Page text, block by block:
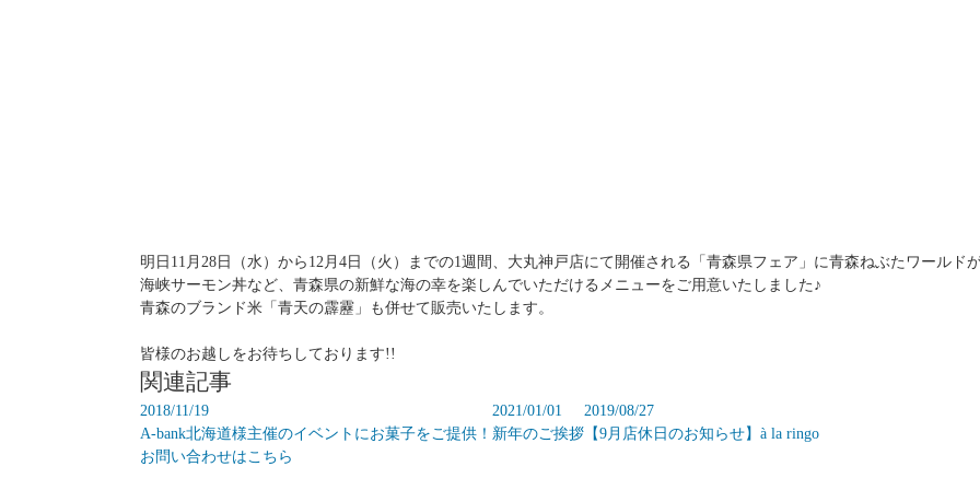
明日11月28日（水）から12月4日（火）までの1週間、大丸神戸店にて開催される「青森県フェア」に青森ねぶたワールド
海峡サーモン丼など、青森県の新鮮な海の幸を楽しんでいただけるメニューをご用意いたしました♪
青森のブランド米「青天の霹靂」も併せて販売いたします。
皆様のお越しをお待ちしております!!
関連記事
2018/11/19
A-bank北海道様主催のイベントにお菓子をご提供！
2021/01/01
新年のご挨拶
2019/08/27
【9月店休日のお知らせ】à la ringo
お問い合わせはこちら